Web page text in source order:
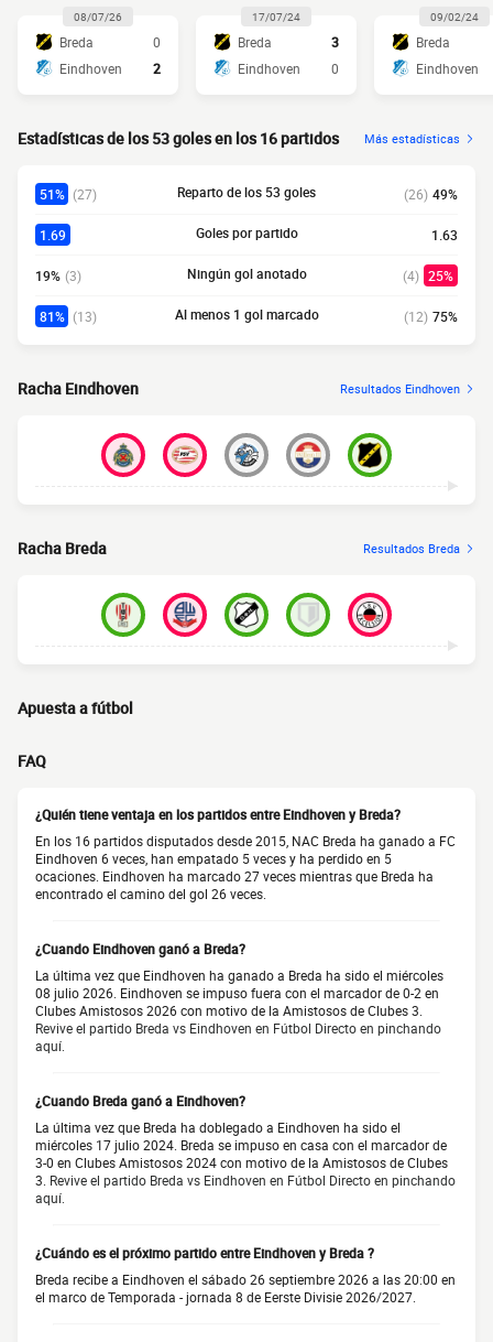
08/07/26
Breda
0
Eindhoven
2
17/07/24
Breda
3
Eindhoven
0
09/02/24
Breda
Eindhoven
Estadísticas de los 53 goles en los 16 partidos Más estadísticas
51% (27) Reparto de los 53 goles (26) 49%
1.69 Goles por partido 1.63
19% (3) Ningún gol anotado (4) 25%
81% (13) Al menos 1 gol marcado (12) 75%
Racha Eindhoven Resultados Eindhoven
Racha Breda Resultados Breda
Apuesta a fútbol
FAQ
¿Quién tiene ventaja en los partidos entre Eindhoven y Breda?
En los 16 partidos disputados desde 2015, NAC Breda ha ganado a FC
Eindhoven 6 veces, han empatado 5 veces y ha perdido en 5
ocaciones. Eindhoven ha marcado 27 veces mientras que Breda ha
encontrado el camino del gol 26 veces.
¿Cuando Eindhoven ganó a Breda?
La última vez que Eindhoven ha ganado a Breda ha sido el miércoles
08 julio 2026. Eindhoven se impuso fuera con el marcador de 0-2 en
Clubes Amistosos 2026 con motivo de la Amistosos de Clubes 3.
Revive el partido Breda vs Eindhoven en Fútbol Directo en pinchando
aquí.
¿Cuando Breda ganó a Eindhoven?
La última vez que Breda ha doblegado a Eindhoven ha sido el
miércoles 17 julio 2024. Breda se impuso en casa con el marcador de
3-0 en Clubes Amistosos 2024 con motivo de la Amistosos de Clubes
3. Revive el partido Breda vs Eindhoven en Fútbol Directo en pinchando
aquí.
¿Cuándo es el próximo partido entre Eindhoven y Breda ?
Breda recibe a Eindhoven el sábado 26 septiembre 2026 a las 20:00 en
el marco de Temporada - jornada 8 de Eerste Divisie 2026/2027.